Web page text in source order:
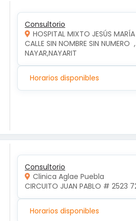
Consultorio
HOSPITAL MIXTO JESÚS MARÍA
CALLE SIN NOMBRE SIN NUMERO
NAYAR,NAYARIT
Horarios disponibles
Consultorio
Clinica Aglae Puebla
CIRCUITO JUAN PABLO # 2523
Horarios disponibles